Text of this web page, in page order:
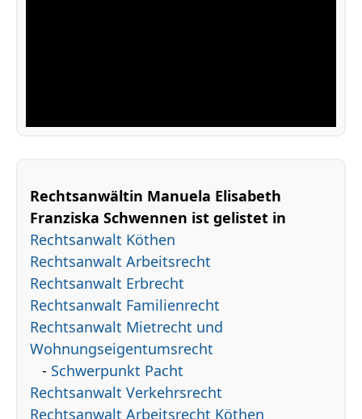
Rechtsanwältin Manuela Elisabeth
Franziska Schwennen ist gelistet in
Rechtsanwalt Köthen
Rechtsanwalt Arbeitsrecht
Rechtsanwalt Erbrecht
Rechtsanwalt Familienrecht
Rechtsanwalt Mietrecht und
Wohnungseigentumsrecht
- Schwerpunkt Pacht
Rechtsanwalt Verkehrsrecht
Rechtsanwalt Arbeitsrecht Köthen